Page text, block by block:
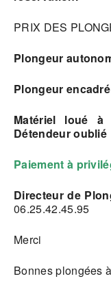
PRIX DES
Plongeur
Plongeur
Matériel loué
Détendeur oublié
Paiement à
Directeur de
06.25.42.45.95
Merci
Bonnes plongées